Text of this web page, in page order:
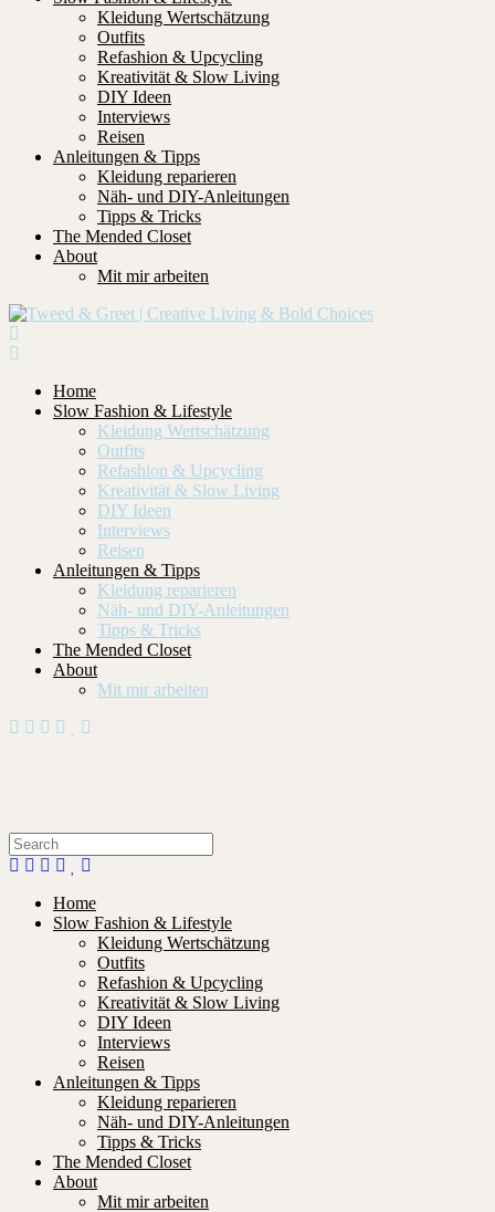
Kleidung Wertschätzung
Outfits
Refashion & Upcycling
Kreativität & Slow Living
DIY Ideen
Interviews
Reisen
Anleitungen & Tipps
Kleidung reparieren
Näh- und DIY-Anleitungen
Tipps & Tricks
The Mended Closet
About
Mit mir arbeiten
Home
Slow Fashion & Lifestyle
Kleidung Wertschätzung
Outfits
Refashion & Upcycling
Kreativität & Slow Living
DIY Ideen
Interviews
Reisen
Anleitungen & Tipps
Kleidung reparieren
Näh- und DIY-Anleitungen
Tipps & Tricks
The Mended Closet
About
Mit mir arbeiten
Home
Slow Fashion & Lifestyle
Kleidung Wertschätzung
Outfits
Refashion & Upcycling
Kreativität & Slow Living
DIY Ideen
Interviews
Reisen
Anleitungen & Tipps
Kleidung reparieren
Näh- und DIY-Anleitungen
Tipps & Tricks
The Mended Closet
About
Mit mir arbeiten